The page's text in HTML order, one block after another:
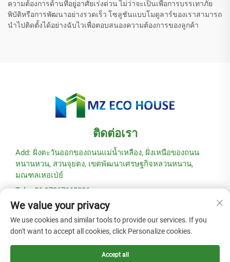
ความต้องการด้านที่อยู่อาศัยเร่งด่วน ไม่ว่าจะเป็นเพื่อการบรรเทาภัย
พิบัติหรือการพัฒนาอย่างรวดเร็ว โซลูชันแบบโมดูลาร์ของเราสามารถ
นำไปติดตั้งได้อย่างฉับไวเพื่อตอบสนองความต้องการของลูกค้า
ติดต่อเรา
Add: ฝั่งตะวันออกของถนนแม่น้ำเหลือง, ฝั่งเหนือของถนน
หนานหวน, สวนจุยตง, เขตพัฒนาเศรษฐกิจหลวนหนาน,
มณฑลเหอเป่ย์
Tel: +86-17367662336
อีเมล:[email protected]
Technology Co., Ltd. -นโยบายความเป็นส่วนตัว
We value your privacy
We use cookies and similar tools to provide our services. If you
don't want to accept all cookies, click Personalize cookies.
Accept all